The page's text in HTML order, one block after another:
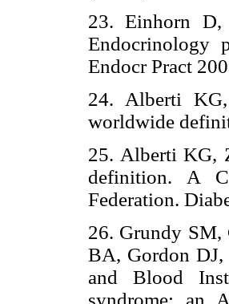
23. Einhorn
Endocrinology
Endocr Pract
24. Alberti
worldwide
25. Alberti KG,
definition. A
Federation.
26. Grundy SM,
BA, Gordon DJ,
and Blood